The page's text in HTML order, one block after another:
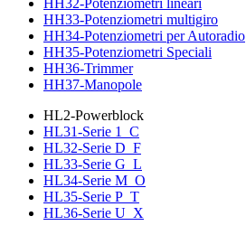
HH32-Potenziometri lineari
HH33-Potenziometri multigiro
HH34-Potenziometri per Autoradio
HH35-Potenziometri Speciali
HH36-Trimmer
HH37-Manopole
HL2-Powerblock
HL31-Serie 1_C
HL32-Serie D_F
HL33-Serie G_L
HL34-Serie M_O
HL35-Serie P_T
HL36-Serie U_X